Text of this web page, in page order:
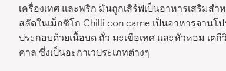
เครื่องเทศ และพริก มันถูกเสิร์ฟเป็นอาหารเสริมส
สลัดในเม็กซิโก Chilli con carne เป็นอาหารจาน
ประกอบด้วยเนื้อบด ถั่ว มะเขือเทศ และหัวหอม เ
คาล ซึ่งเป็นอะกาเวประเภทต่างๆ